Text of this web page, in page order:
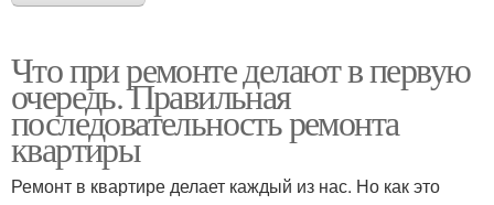
Что при ремонте делают в первую
очередь. Правильная
последовательность ремонта
квартиры
Ремонт в квартире делает каждый из нас. Но как это